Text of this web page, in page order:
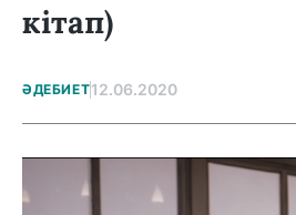
кітап)
ӘДЕБИЕТ12.06.2020